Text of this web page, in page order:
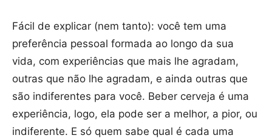
Fácil de explicar (nem tanto): você tem uma
preferência pessoal formada ao longo da sua
vida, com experiências que mais lhe agradam,
outras que não lhe agradam, e ainda outras que
são indiferentes para você. Beber cerveja é uma
experiência, logo, ela pode ser a melhor, a pior, ou
indiferente. E só quem sabe qual é cada uma